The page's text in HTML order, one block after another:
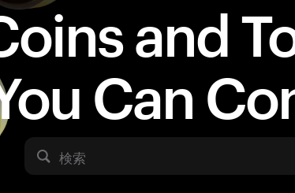
and
Can
検索